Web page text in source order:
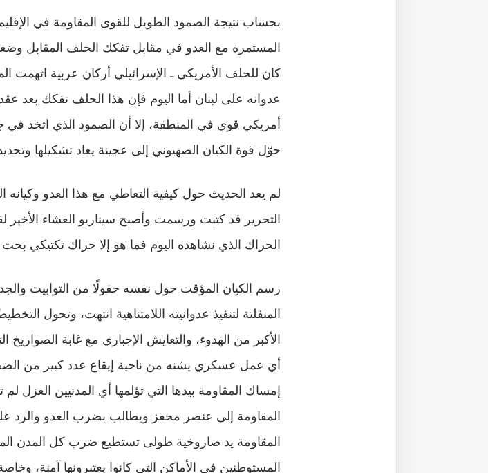
بحساب نتيجة الصمود الطويل للقوى المقاومة في
كان للحلف الأمريكي ـ الإسرائيلي أركان عربية اتهمت
عدوانه على لبنان أما اليوم فإن هذا الحلف تفكك
أمريكي قوي في المنطقة، إلا أن الصمود الذي اتخذ في
حوّل قوة الكيان الصهيوني إلى عجينة يعاد تشكيلها
لم يعد الحديث حول كيفية التعاطي مع هذا العدو وكيانه
التحرير قد كتبت ورسمت وأصبح سيناريو العشاء الأخير
الحراك الذي نشاهده اليوم فما هو إلا حراك تكتيكي بحت
رسم الكيان المؤقت حول نفسه حقولًا من التوابيت
المنفلتة لتنفيذ عدوانيته اللامتناهية انتهت، وتحول
الأكبر من الهدوء، والتعايش الإجباري مع غابة
أي عمل عسكري يشنه من ناحية إيقاع عدد كبير من
إمساك المقاومة بيدها التي تؤلمها أي المدنيين
المقاومة إلى عنصر محفز ويطالب بضرب العدو والرد
المقاومة يد صاروخية طولى تستطيع ضرب كل المدن
المستوطنين في الأماكن التي كانوا يعتبرونها آمنة،